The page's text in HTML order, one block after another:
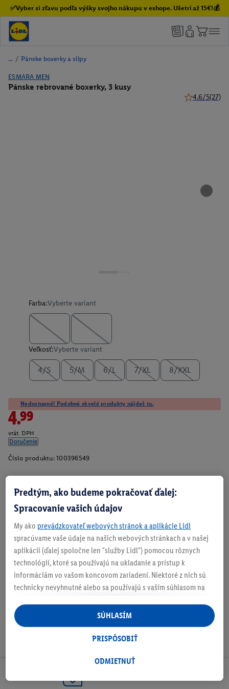
✅Vyber si zľavu podľa výšky svojho nákupu v eshope. Ušetri až 15€!💰
/ Pánske boxerky a slipy
ESMARA MEN
Pánske rebrované boxerky, 3 kusy
4.6/5(27)
Farba:Vyberte variant
Veľkosť:Vyberte variant
4/S 5/M 6/L 7/XL 8/XXL
Nedostupné! Podobné skvelé produkty nájdeš tu.
4.99
vrát. DPH
Doručenie
Číslo produktu: 100396549
Zistite svoju veľkosť
O produkte
Predtým, ako budeme pokračovať ďalej:
Spracovanie vašich údajov
My ako prevádzkovateľ webových stránok a aplikácie Lidl
spracúvame vaše údaje na našich webových stránkach a v našej
aplikácii (ďalej spoločne len "služby Lidl") pomocou rôznych
technológií, ktoré sa používajú na ukladanie a prístup k
informáciám vo vašom koncovom zariadení. Niektoré z nich sú
technicky nevyhnutné alebo sa používajú s vaším súhlasom na
personalizovanú reklamu v rámci služieb Lidl aj mimo nich. Ak
ste účastníkom programu Lidl Plus, na tieto účely sa spracúvajú
aj údaje z vášho nákupného správania v obchode.
následne si vytvoríte účet Lidl Plus alebo sa prihlásite do svojho
tiež vytvoriť špeciálny online identifikátor z e-mailovej adresy,
ODMIETNUŤ
PRISPÔSOBIŤ
SÚHLASÍM